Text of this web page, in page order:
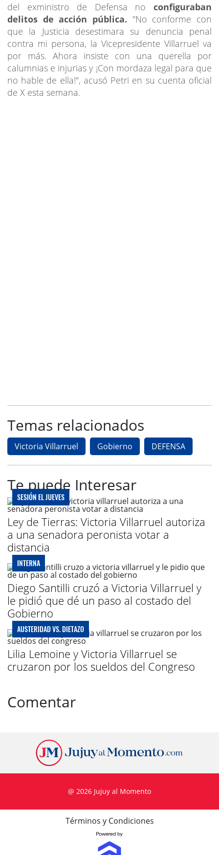
del exministro de Defensa no configuraban
delitos de acción pública. "No conforme con
que la Justicia desestimara su denuncia penal
contra mi persona, la Vicepresidente Villarruel va
por más. Ahora insiste con una querella por
calumnias e injurias y ¡Con mordaza legal para que
no hable de ella!", acusó Petri en su cuenta oficial
de X esta semana.
Temas relacionados
Victoria Villarruel Gobierno DEFENSA
Te puede Interesar
SESIÓN EL JUEVES
Ley de Tierras: Victoria Villarruel autoriza
a una senadora peronista votar a
distancia
INTERNA
Diego Santilli cruzó a Victoria Villarruel y
le pidió que dé un paso al costado del
Gobierno
AUSTERIDAD VS. DIETAZO
Lilia Lemoine y Victoria Villarruel se
cruzaron por los sueldos del Congreso
Comentar
@ 2026 Jujuy al Momento
Términos y Condiciones